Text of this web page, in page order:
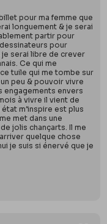
pour ma femme que
longuement & je serai
partir pour
pour
je serai libre de crever
Ce qui me
tuile qui me tombe sur
peu & pouvoir vivre
engagements envers
à vivre il vient de
m’inspire est plus
met dans une
jolis chançarts. Il me
quelque chose
je suis si énervé que je